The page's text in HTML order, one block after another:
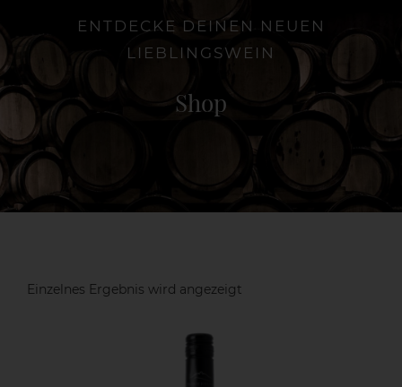
Shop
Aktuelles
ENTDECKE DEINEN NEUEN
LIEBLINGSWEIN
Shop
Einzelnes Ergebnis wird angezeigt